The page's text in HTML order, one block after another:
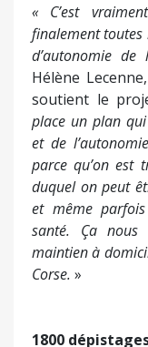
« C’est
finalement toutes
d’autonomie de
Hélène
soutient le
place un plan
et de
parce qu’on est
duquel on peut
et même
santé. Ça nous
maintien à
Corse. »
1800